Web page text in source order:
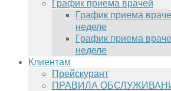
График приема врачей
График приема
неделе
График приема
неделе
Клиентам
Прейскурант
ПРАВИЛА